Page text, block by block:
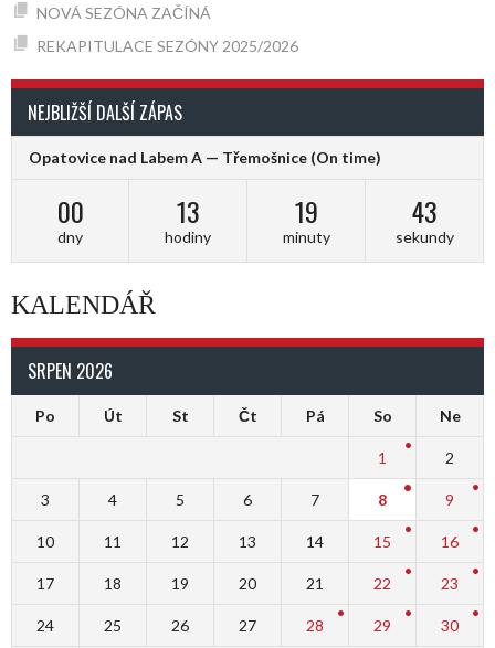
NOVÁ SEZÓNA ZAČÍNÁ
REKAPITULACE SEZÓNY 2025/2026
NEJBLIŽŠÍ DALŠÍ ZÁPAS
Opatovice nad Labem A — Třemošnice (On time)
00
dny
13
hodiny
19
minuty
42
sekundy
KALENDÁŘ
SRPEN 2026
Po Út St Čt Pá So Ne
1 2
3 4 5 6 7 8 9
10 11 12 13 14 15 16
17 18 19 20 21 22 23
24 25 26 27 28 29 30